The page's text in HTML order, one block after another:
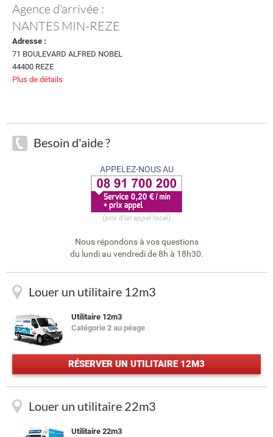
Agence d'arrivée :
NANTES MIN-REZE
Adresse :
71 BOULEVARD ALFRED NOBEL
44400 REZE
Plus de détails
Besoin d'aide ?
APPELEZ-NOUS AU
(prix d'un appel local)
Nous répondons à vos questions
du lundi au vendredi de 8h à 18h30.
Louer un utilitaire 12m3
Utilitaire 12m3
Catégorie 2 au péage
RÉSERVER UN UTILITAIRE 12M3
Louer un utilitaire 22m3
Utilitaire 22m3